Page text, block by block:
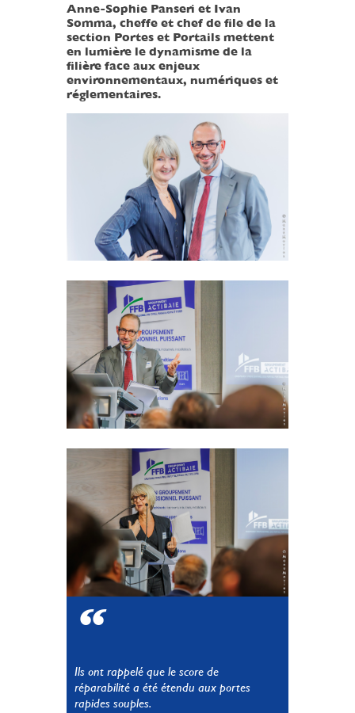
Anne-Sophie Panseri et Ivan
Somma, cheffe et chef de file de la
section Portes et Portails mettent
en lumière le dynamisme de la
filière face aux enjeux
environnementaux, numériques et
réglementaires.
Ils ont rappelé que le score de
réparabilité a été étendu aux portes
rapides souples.